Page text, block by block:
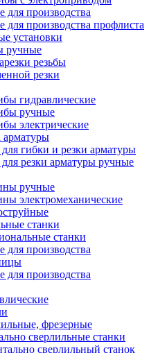
для производства
для производства профлиста
установки
ручные
резьбы
резки
гидравлические
ручные
электрические
арматуры
гибки и резки арматуры
резки арматуры ручные
ручные
электромеханические
станки
станки
для производства
для производства
фрезерные
сверлильные станки
сверлильный станок